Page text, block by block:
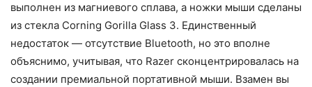
выполнен из магниевого сплава, а ножки мыши сделаны
из стекла Corning Gorilla Glass 3. Единственный
недостаток — отсутствие Bluetooth, но это вполне
объяснимо, учитывая, что Razer сконцентрировалась на
создании премиальной портативной мыши. Взамен вы